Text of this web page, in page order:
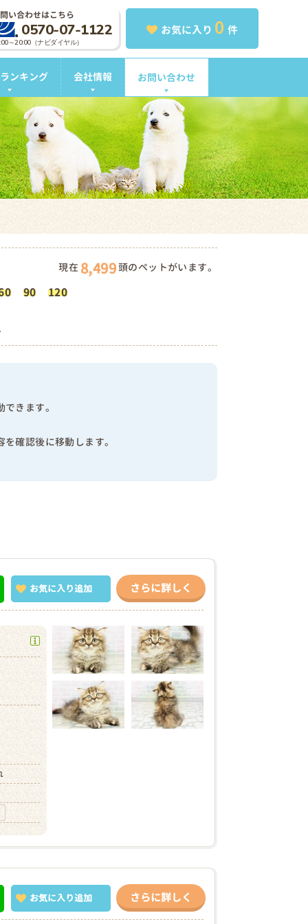
お気に入り 0 件
い合わせはこちら
0570-07-1122
～20:00（ナビダイヤル）
ンキング 会社情報 お問い合わせ
現在 8,499頭のペットがいます。
90 120
きます。
確認後に移動します。
お気に入り追加 さらに詳しく
お気に入り追加 さらに詳しく